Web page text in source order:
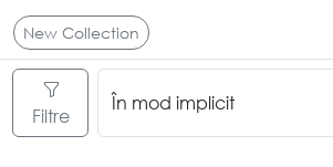
Accesorii
PENTRU CUMPĂRĂTORI
Verificați starea comenzii
New Collection
Filtre